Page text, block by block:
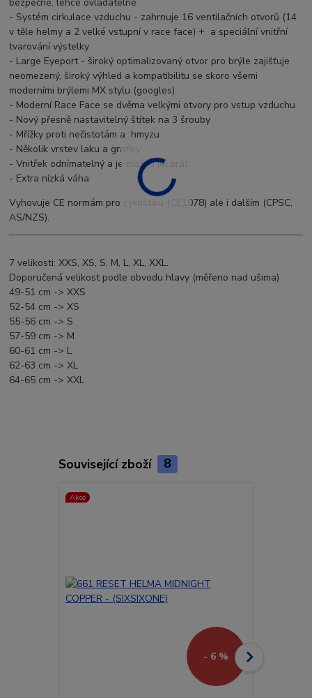
bezpečné, lehce ovladatelné
- Systém cirkulace vzduchu - zahrnuje 16 ventilačních otvorů (14
v těle helmy a 2 velké vstupní v race face) + a speciální vnitřní
tvarování výstelky
- Large Eyeport - široký optimalizovaný otvor pro brýle zajišťuje
neomezený, široký výhled a kompatibilitu se skoro všemi
moderními brýlemi MX stylu (googles)
- Moderní Race Face se dvěma velkými otvory pro vstup vzduchu
- Nový přesně nastavitelný štítek na 3 šrouby
- Mřížky proti nečistotám a hmyzu
- Několik vrstev laku a grafiky
- Vnitřek odnímatelný a je možno jej prát.
- Extra nízká váha
Vyhovuje CE normám pro cyklistiku (CE1078) ale i dalším (CPSC,
AS/NZS).
7 velikosti: XXS, XS, S, M, L, XL, XXL.
Doporučená velikost podle obvodu hlavy (měřeno nad ušima)
49-51 cm -> XXS
52-54 cm -> XS
55-56 cm -> S
57-59 cm -> M
60-61 cm -> L
62-63 cm -> XL
64-65 cm -> XXL
Související zboží 8
Akce
- 6 %